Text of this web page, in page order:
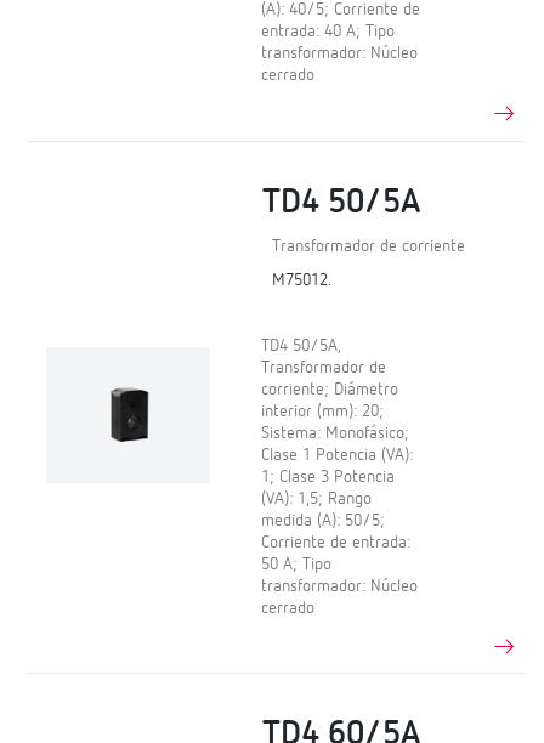
(A): 40/5; Corriente de
entrada: 40 A; Tipo
transformador: Núcleo
cerrado
TD4 50/5A
Transformador de corriente
M75012.
TD4 50/5A,
Transformador de
corriente; Diámetro
interior (mm): 20;
Sistema: Monofásico;
Clase 1 Potencia (VA):
1; Clase 3 Potencia
(VA): 1,5; Rango
medida (A): 50/5;
Corriente de entrada:
50 A; Tipo
transformador: Núcleo
cerrado
TD4 60/5A